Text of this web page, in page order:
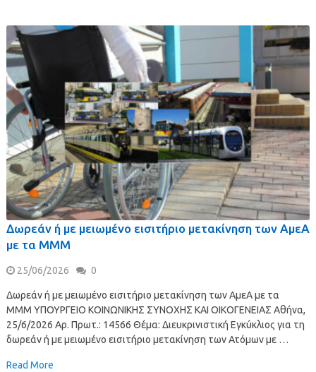
Δωρεάν ή με μειωμένο εισιτήριο μετακίνηση των ΑμεΑ
με τα ΜΜΜ
25/06/2026 0
Δωρεάν ή με μειωμένο εισιτήριο μετακίνηση των ΑμεΑ με τα
ΜΜΜ ΥΠΟΥΡΓΕΙΟ ΚΟΙΝΩΝΙΚΗΣ ΣΥΝΟΧΗΣ ΚΑΙ ΟΙΚΟΓΕΝΕΙΑΣ Αθήνα,
25/6/2026 Αρ. Πρωτ.: 14566 Θέμα: Διευκρινιστική Εγκύκλιος για τη
δωρεάν ή με μειωμένο εισιτήριο μετακίνηση των Ατόμων με …
Read More